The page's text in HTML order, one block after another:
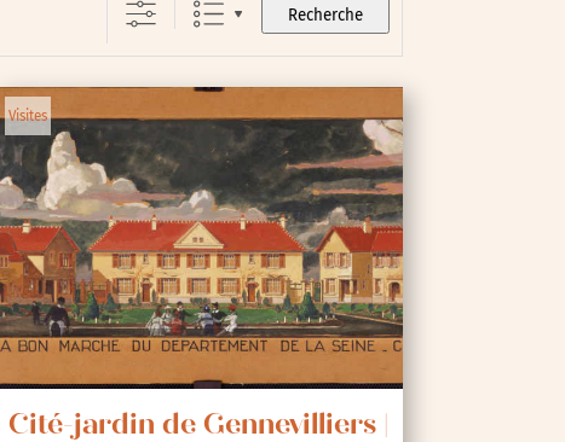
Recherche
Visites
Cité-jardin de Gennevilliers |